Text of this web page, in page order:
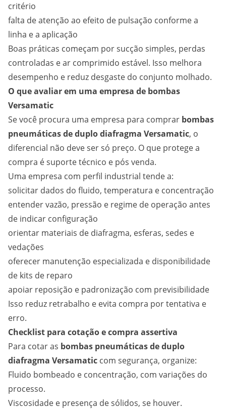
critério
falta de atenção ao efeito de pulsação conforme a
linha e a aplicação
Boas práticas começam por sucção simples, perdas
controladas e ar comprimido estável. Isso melhora
desempenho e reduz desgaste do conjunto molhado.
O que avaliar em uma empresa de bombas
Versamatic
Se você procura uma empresa para comprar bombas
pneumáticas de duplo diafragma Versamatic, o
diferencial não deve ser só preço. O que protege a
compra é suporte técnico e pós venda.
Uma empresa com perfil industrial tende a:
solicitar dados do fluido, temperatura e concentração
entender vazão, pressão e regime de operação antes
de indicar configuração
orientar materiais de diafragma, esferas, sedes e
vedações
oferecer manutenção especializada e disponibilidade
de kits de reparo
apoiar reposição e padronização com previsibilidade
Isso reduz retrabalho e evita compra por tentativa e
erro.
Checklist para cotação e compra assertiva
Para cotar as bombas pneumáticas de duplo
diafragma Versamatic com segurança, organize:
Fluido bombeado e concentração, com variações do
processo.
Viscosidade e presença de sólidos, se houver.